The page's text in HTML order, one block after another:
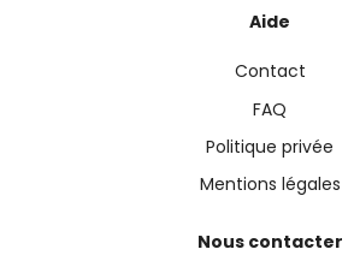
Aide
Contact
FAQ
Politique privée
Mentions légales
Nous contacter